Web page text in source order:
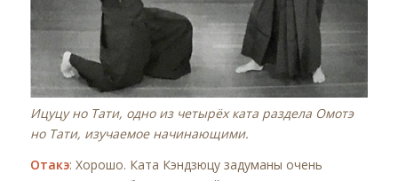
Ицуцу но Тати, одно из четырёх ката раздела Омотэ
но Тати, изучаемое начинающими.
Отакэ: Хорошо. Ката Кэндзюцу задуманы очень